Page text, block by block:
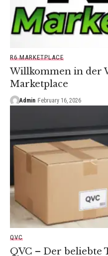
R6 MARKETPLACE
Willkommen in der
Marketplace
Admin February 16, 2026
QVC
QVC – Der beliebte